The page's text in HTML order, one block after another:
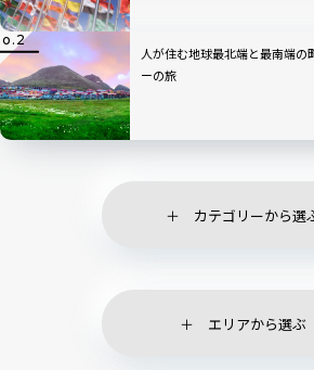
人が住む地球最北端と最南端
ーの旅
カテゴリーから選
エリアから選ぶ